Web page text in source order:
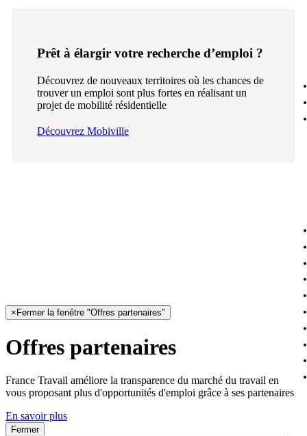
Prêt à élargir votre recherche d’emploi ?
Découvrez de nouveaux territoires où les chances de
trouver un emploi sont plus fortes en réalisant un
projet de mobilité résidentielle
Découvrez Mobiville
× Fermer la fenêtre "Offres partenaires"
Offres partenaires
France Travail améliore la transparence du marché du travail en
vous proposant plus d'opportunités d'emploi grâce à ses partenaires
En savoir plus
Fermer